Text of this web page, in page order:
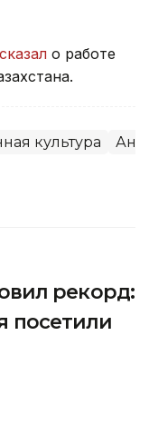
о работе
культура
рекорд:
посетили